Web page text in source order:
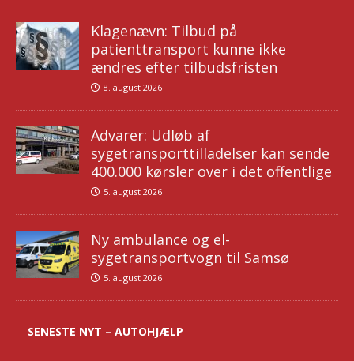
Klagenævn: Tilbud på
patienttransport kunne ikke
ændres efter tilbudsfristen
8. august 2026
Advarer: Udløb af
sygetransporttilladelser kan sende
400.000 kørsler over i det offentlige
5. august 2026
Ny ambulance og el-
sygetransportvogn til Samsø
5. august 2026
SENESTE NYT – AUTOHJÆLP